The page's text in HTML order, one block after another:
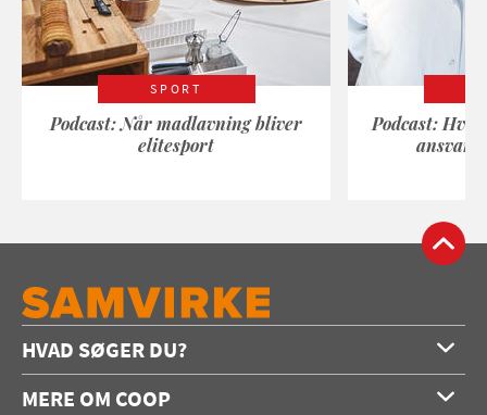
SPORT
Podcast: Når madlavning bliver
elitesport
Podcast:
HVAD SØGER DU?
MERE OM COOP